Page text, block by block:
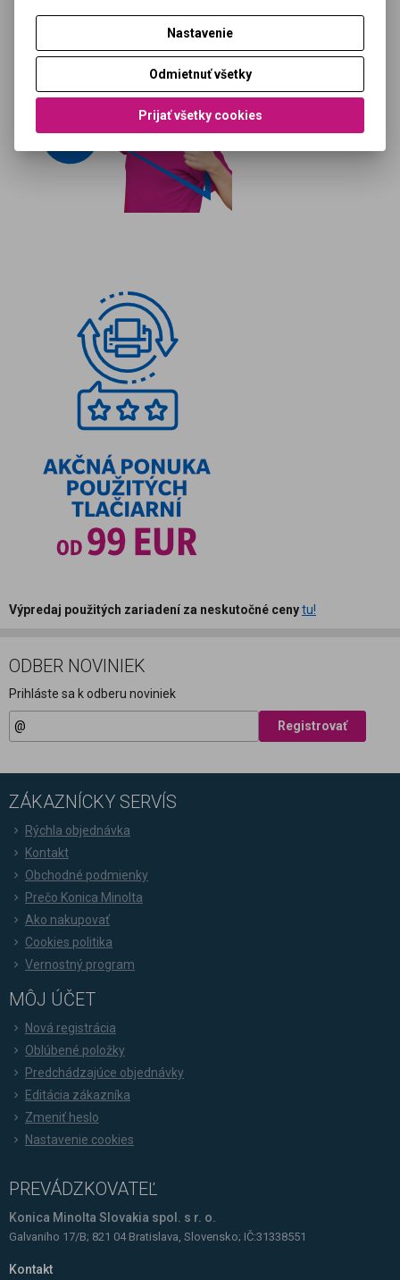
Výpredaj použitých zariadení za neskutočné cenytu!
ODBER NOVINIEK
Prihláste sa k odberu noviniek
Registrovať
ZÁKAZNÍCKY SERVÍS
Rýchla objednávka
Kontakt
Obchodné podmienky
Prečo Konica Minolta
Ako nakupovať
Cookies politika
Vernostný program
MÔJ ÚČET
Nová registrácia
Oblúbené položky
Predchádzajúce objednávky
Editácia zákazníka
Zmeniť heslo
Nastavenie cookies
PREVÁDZKOVATEĽ
Konica Minolta Slovakia spol. s r. o.
Galvaniho 17/B; 821 04 Bratislava, Slovensko; IČ:31338551
Kontakt
Nastavenie
Odmietnuť všetky
Prijať všetky cookies